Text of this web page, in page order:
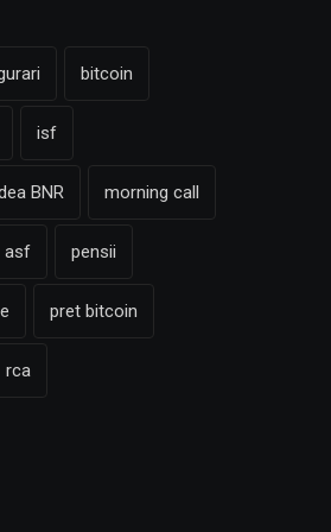
bitcoin
isf
BNR morning call
asf pensii
pret bitcoin
rca